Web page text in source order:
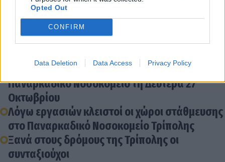
Opted Out
CONFIRM
Data Deletion Data Access Privacy Policy
κινητοποίηση της 6ης Αυγούστου
Στη διαδήλωση για τα 2 έτη από το πολύνεκρο
ναυάγιο της Πύλου και οι συνταξιούχοι της
Κλειστοί οι χώροι στάθμευσης στο
Παναρκαδικό Νοσοκομείο τη Δευτέρα 27
Οκτωβρίου
Λόγω εργασιών κλειστοί οι χώροι στάθμευσης
στο Παναρκαδικό Νοσοκομείο Τρίπολης
Ξανά στους δρόμους της Τρίπολης οι
συνταξιούχοι